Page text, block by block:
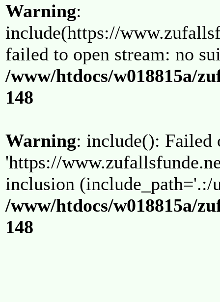
Warning:
include(https://
failed to open stream: no
/www/htdocs/w018815a/
148
Warning: include(): Failed
'https://
inclusion (include_path='.:/
/www/htdocs/w018815a/
148